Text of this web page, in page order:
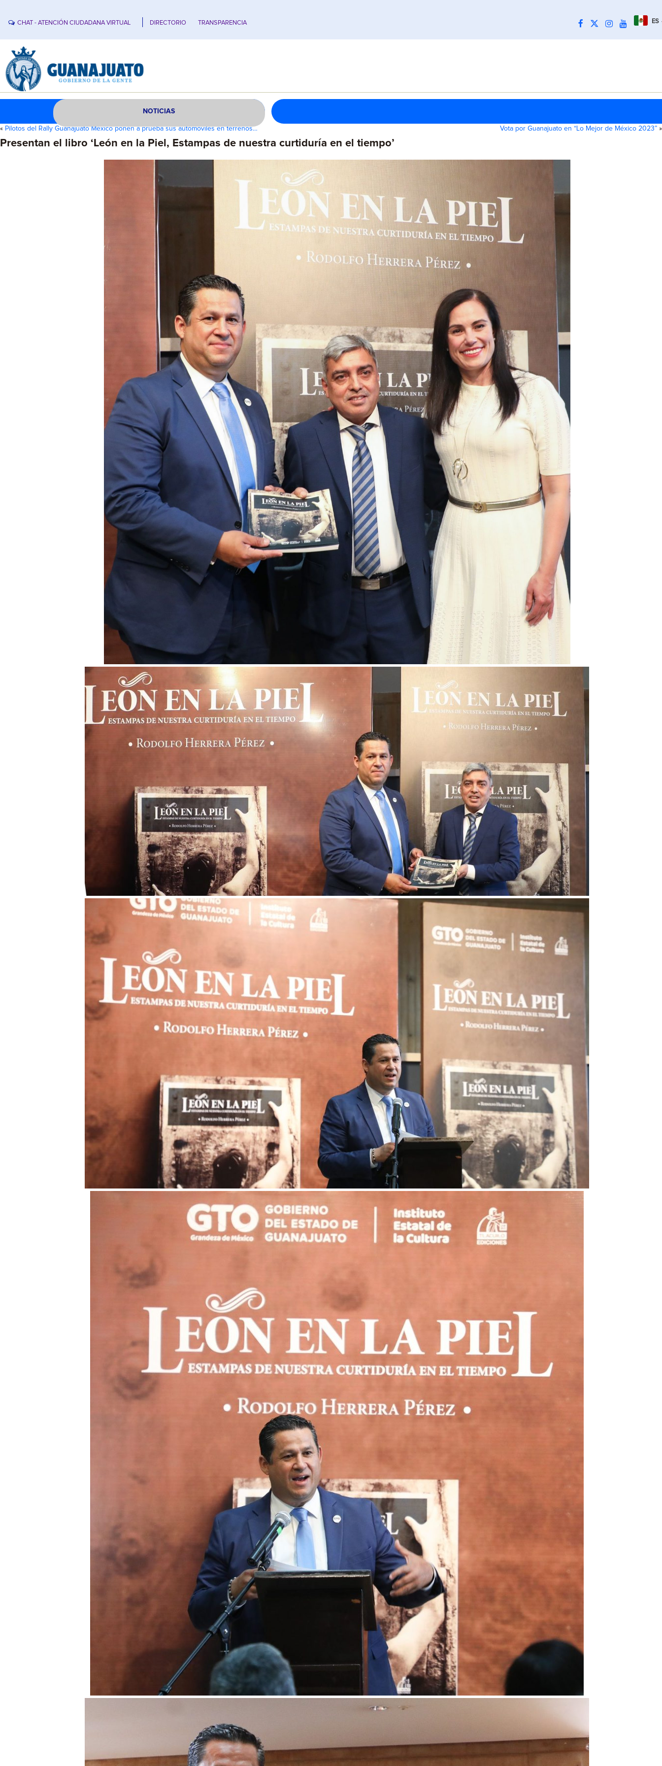
CHAT - ATENCIÓN CIUDADANA VIRTUAL DIRECTORIO TRANSPARENCIA ES
NOTICIAS
« Pilotos del Rally Guanajuato México ponen a prueba sus automóviles en terrenos… Vota por Guanajuato en “Lo Mejor de México 2023” »
Presentan el libro ‘León en la Piel, Estampas de nuestra curtiduría en el tiempo’